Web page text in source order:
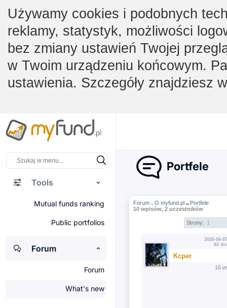
Używamy cookies i podobnych
reklamy, statystyk, możliwości
bez zmiany ustawień Twojej
w Twoim urządzeniu końcowym.
ustawienia. Szczegóły znajdziesz
Tools
Mutual funds ranking
Public portfolios
Forum
Forum
What's new
Portfele
Forum→O myfund.pl→ Portfele
10 wpisów, 2 uczestników
Strony: 1
2026-06-
62
Kcper
16